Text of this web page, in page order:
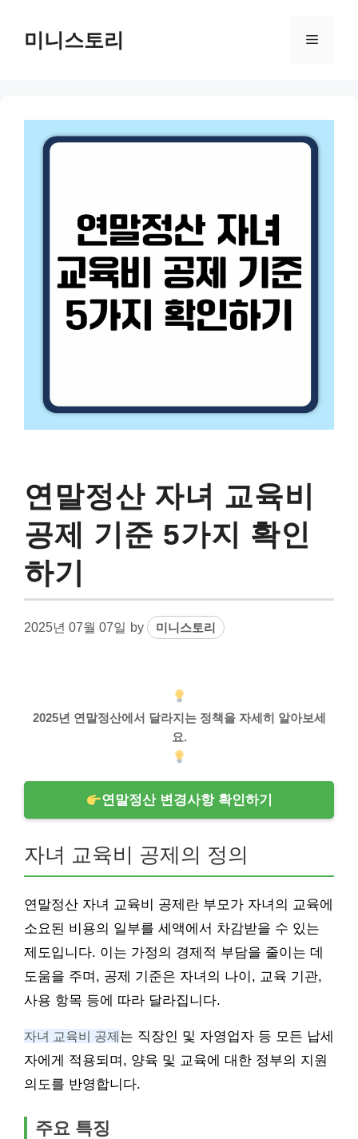
content미니스토리 Menu
연말정산 자녀 교육비
공제 기준 5가지 확인
하기
2025년 07월 07일 by 미니스토리
2025년 연말정산에서 달라지는 정책을 자세히 알아보세
요.
연말정산 변경사항 확인하기
자녀 교육비 공제의 정의
연말정산 자녀 교육비 공제란 부모가 자녀의 교육에
소요된 비용의 일부를 세액에서 차감받을 수 있는
제도입니다. 이는 가정의 경제적 부담을 줄이는 데
도움을 주며, 공제 기준은 자녀의 나이, 교육 기관,
사용 항목 등에 따라 달라집니다.
자녀 교육비 공제는 직장인 및 자영업자 등 모든 납세
자에게 적용되며, 양육 및 교육에 대한 정부의 지원
의도를 반영합니다.
주요 특징